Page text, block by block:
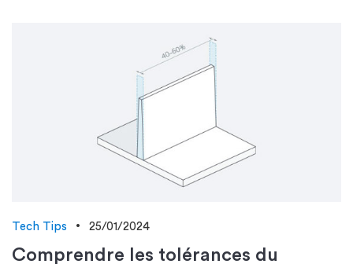
Tech Tips 25/01/2024
Comprendre les tolérances du